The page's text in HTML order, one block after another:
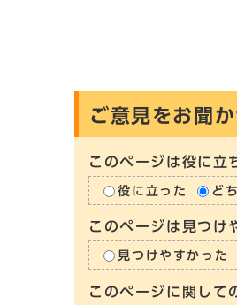
ご意見をお聞
このページは役に立
役に立った ど
このページは見つけ
見つけやすかった
このページに関して